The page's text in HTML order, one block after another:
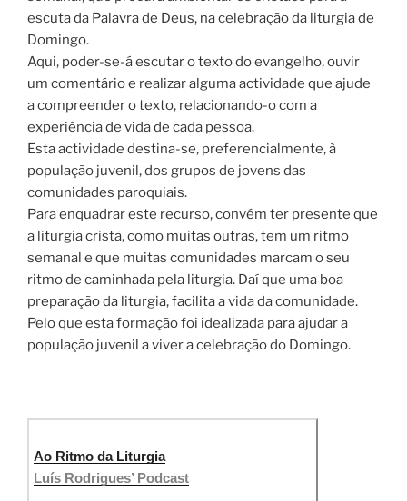
escuta da Palavra de Deus, na celebração da liturgia de
Domingo.
Aqui, poder-se-á escutar o texto do evangelho, ouvir
um comentário e realizar alguma actividade que ajude
a compreender o texto, relacionando-o com a
experiência de vida de cada pessoa.
Esta actividade destina-se, preferencialmente, à
população juvenil, dos grupos de jovens das
comunidades paroquiais.
Para enquadrar este recurso, convém ter presente que
a liturgia cristã, como muitas outras, tem um ritmo
semanal e que muitas comunidades marcam o seu
ritmo de caminhada pela liturgia. Daí que uma boa
preparação da liturgia, facilita a vida da comunidade.
Pelo que esta formação foi idealizada para ajudar a
população juvenil a viver a celebração do Domingo.
Ao Ritmo da Liturgia
Luís Rodrigues’ Podcast